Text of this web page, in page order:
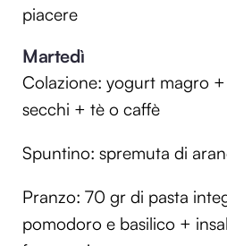
piacere
Martedì
Colazione: yogurt magro
secchi + tè o caffè
Spuntino: spremuta di
Pranzo: 70 gr di pasta
pomodoro e basilico +